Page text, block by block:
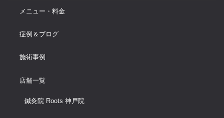
メニュー・料金
症例＆ブログ
施術事例
店舗一覧
鍼灸院 Roots 神戸院